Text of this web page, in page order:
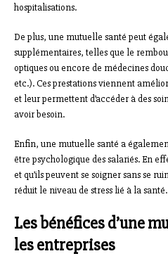
hospitalisations.
De plus, une mutuelle santé peut
supplémentaires, telles que le
optiques ou encore de médecines
etc.). Ces prestations viennent
et leur permettent d’accéder à des
avoir besoin.
Enfin, une mutuelle santé a
être psychologique des salariés. En
et qu’ils peuvent se soigner sans se
réduit le niveau de stress lié à la santé.
Les bénéfices d’une
les entreprises